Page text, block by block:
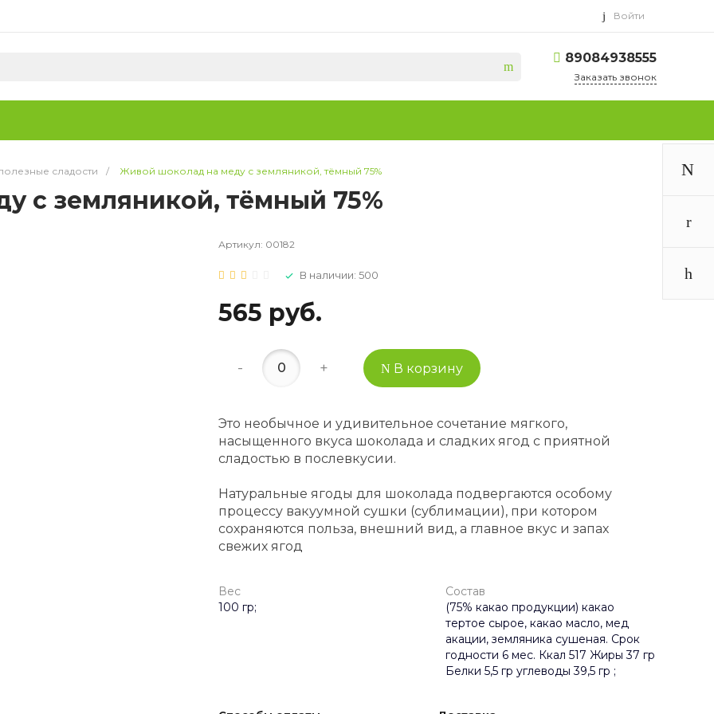
Войти
89084938555
Заказать звонок
сладости / Живой шоколад на меду с земляникой, тёмный 75%
с земляникой, тёмный 75%
Артикул: 00182
В наличии: 500
565 руб.
- + В корзину
Это необычное и удивительное сочетание мягкого,
насыщенного вкуса шоколада и сладких ягод с приятной
сладостью в послевкусии.
Натуральные ягоды для шоколада подвергаются особому
процессу вакуумной сушки (сублимации), при котором
сохраняются польза, внешний вид, а главное вкус и запах
свежих ягод
Вес
100 гр;
Состав
(75% какао продукции) какао
тертое сырое, какао масло, мед
акации, земляника сушеная. Срок
годности 6 мес. Ккал 517 Жиры 37 гр
Белки 5,5 гр углеводы 39,5 гр ;